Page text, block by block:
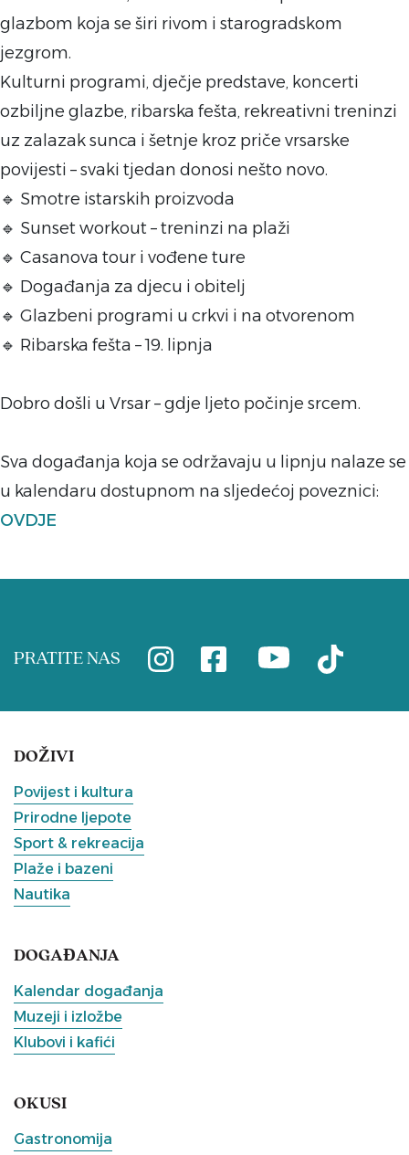
glazbom koja se širi rivom i starogradskom
jezgrom.
Kulturni programi, dječje predstave, koncerti
ozbiljne glazbe, ribarska fešta, rekreativni treninzi
uz zalazak sunca i šetnje kroz priče vrsarske
povijesti – svaki tjedan donosi nešto novo.
🔹 Smotre istarskih proizvoda
🔹 Sunset workout – treninzi na plaži
🔹 Casanova tour i vođene ture
🔹 Događanja za djecu i obitelj
🔹 Glazbeni programi u crkvi i na otvorenom
🔹 Ribarska fešta – 19. lipnja
Dobro došli u Vrsar – gdje ljeto počinje srcem.
Sva događanja koja se održavaju u lipnju nalaze se
u kalendaru dostupnom na sljedećoj poveznici:
OVDJE
PRATITE NAS
DOŽIVI
Povijest i kultura
Prirodne ljepote
Sport & rekreacija
Plaže i bazeni
Nautika
DOGAĐANJA
Kalendar događanja
Muzeji i izložbe
Klubovi i kafići
OKUSI
Gastronomija